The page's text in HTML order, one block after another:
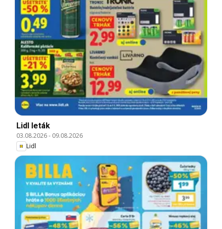
Lidl leták
03.08.2026- 09.08.2026
Lidl